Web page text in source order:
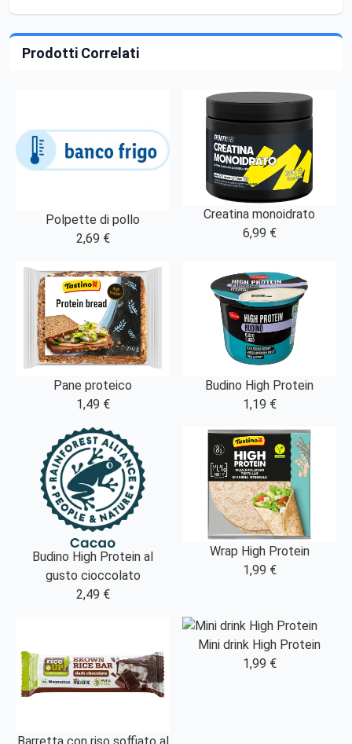
Prodotti Correlati
Polpette di pollo
2,69 €
Creatina monoidrato
6,99 €
Pane proteico
1,49 €
Budino High Protein
1,19 €
Budino High Protein al
gusto cioccolato
2,49 €
Wrap High Protein
1,99 €
Mini drink High Protein
1,99 €